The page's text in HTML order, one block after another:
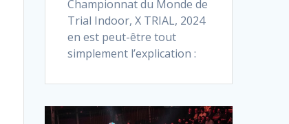
Championnat du Monde de
Trial Indoor, X TRIAL, 2024
en est peut-être tout
simplement l’explication :